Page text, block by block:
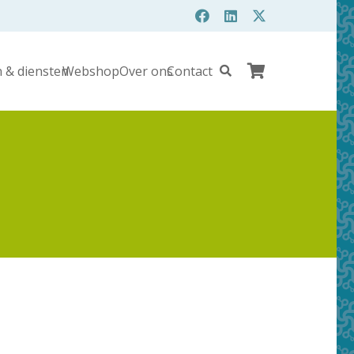
& dienstenWebshopOver onsContact